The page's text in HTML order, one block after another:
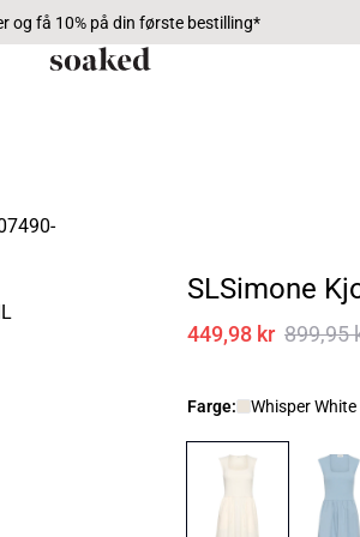
og få 10% på din første bestilling*
SLSimone
449,98 kr 899,95
Farge: Whisper White